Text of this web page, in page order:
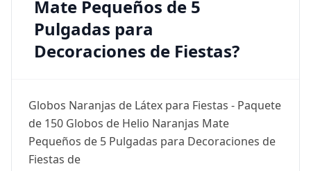
Mate Pequeños de 5
Pulgadas para
Decoraciones de Fiestas?
Globos Naranjas de Látex para Fiestas - Paquete
de 150 Globos de Helio Naranjas Mate
Pequeños de 5 Pulgadas para Decoraciones de
Fiestas de